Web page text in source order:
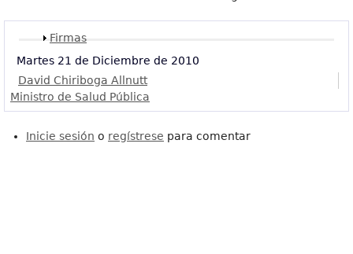
Mostrar
Firmas
Martes 21 de Diciembre de 2010
David Chiriboga Allnutt
Ministro de Salud Pública
Inicie sesión o regístrese para comentar